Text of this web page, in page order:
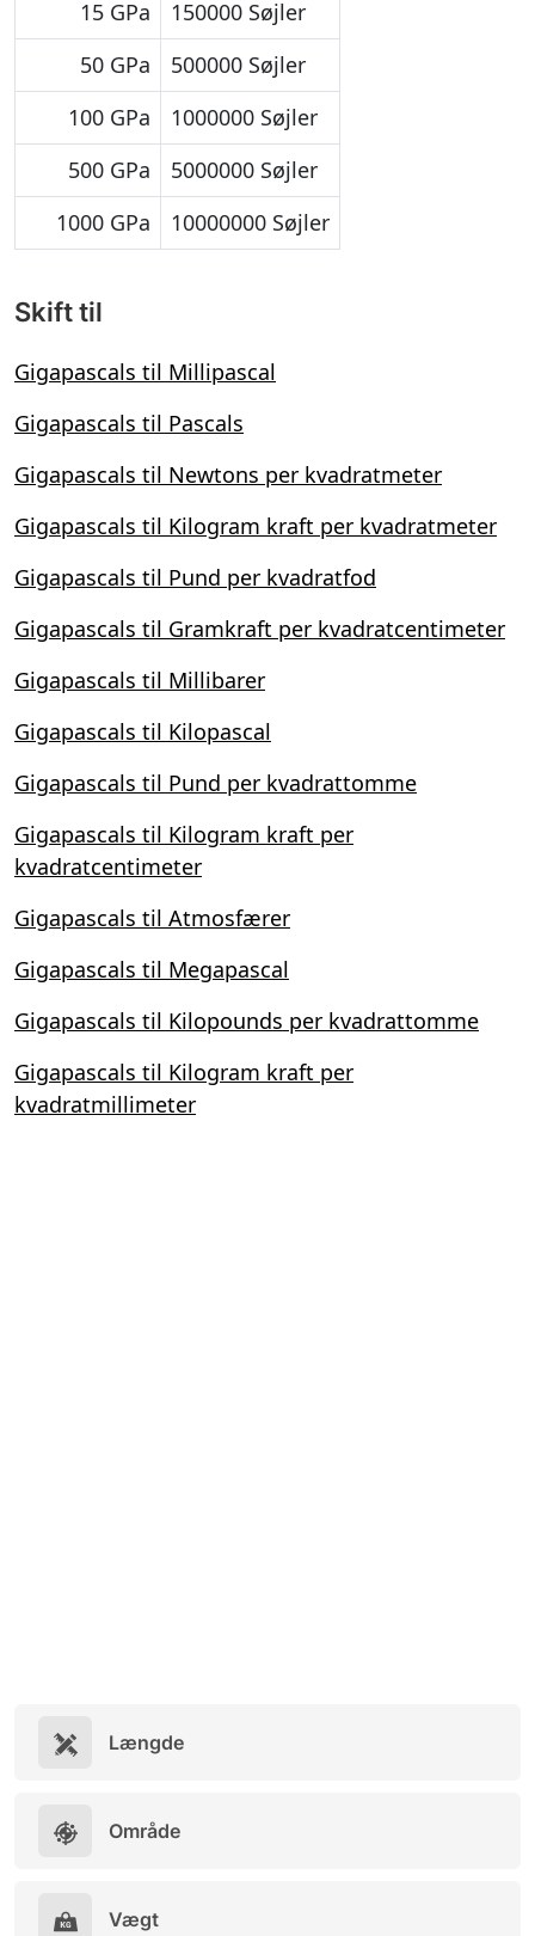
15 GPa
150000 Søjler
50 GPa
500000 Søjler
100 GPa
1000000 Søjler
500 GPa
5000000 Søjler
1000 GPa
10000000 Søjler
Skift til
Gigapascals til Millipascal
Gigapascals til Pascals
Gigapascals til Newtons per kvadratmeter
Gigapascals til Kilogram kraft per kvadratmeter
Gigapascals til Pund per kvadratfod
Gigapascals til Gramkraft per kvadratcentimeter
Gigapascals til Millibarer
Gigapascals til Kilopascal
Gigapascals til Pund per kvadrattomme
Gigapascals til Kilogram kraft per
kvadratcentimeter
Gigapascals til Atmosfærer
Gigapascals til Megapascal
Gigapascals til Kilopounds per kvadrattomme
Gigapascals til Kilogram kraft per
kvadratmillimeter
Længde
Område
Vægt